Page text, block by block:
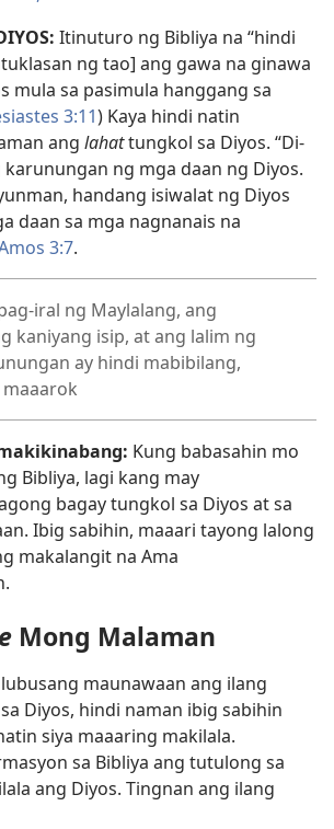
Itinuturo ng Bibliya na “hindi
ng tao] ang gawa na ginawa
mula sa pasimula hanggang sa
3:11) Kaya hindi natin
ang lahattungkol sa Diyos. “Di-
ng mga daan ng Diyos.
handang isiwalat ng Diyos
daan sa mga nagnanais na
3:7.
iral ng Maylalang, ang
kaniyang isip, at ang lalim ng
ay hindi mabibilang,
Kung babasahin mo
Bibliya, lagi kang may
bagay tungkol sa Diyos at sa
Ibig sabihin, maaari tayong lalong
makalangit na Ama
Mong Malaman
maunawaan ang ilang
Diyos, hindi naman ibig sabihin
siya maaaring makilala.
sa Bibliya ang tutulong sa
ang Diyos. Tingnan ang ilang